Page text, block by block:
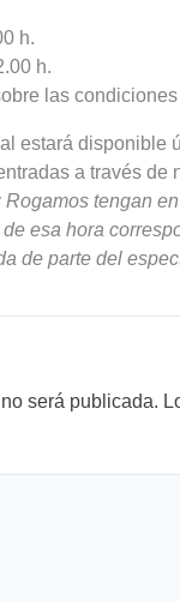
h.
h.
las
estará disponible
a través de
tengan
esa hora
de parte del
será publicada.